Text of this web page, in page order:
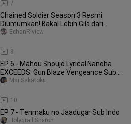
7
Chained Soldier Season 3 Resmi
Diumumkan! Bakal Lebih Gila dari
Season 2?!
8
EchanRiview
EP 6 - Mahou Shoujo Lyrical Nanoha
EXCEEDS: Gun Blaze Vengeance Sub
Indo
10
Mai Sakatoku
EP 7 - Tenmaku no Jaadugar Sub Indo
Holygrail Sharon